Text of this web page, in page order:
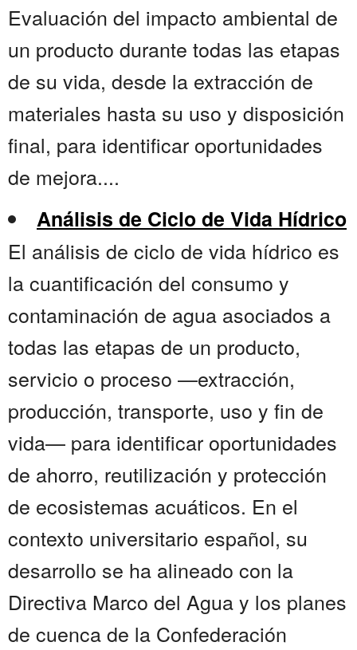
Evaluación del impacto ambiental de
un producto durante todas las etapas
de su vida, desde la extracción de
materiales hasta su uso y disposición
final, para identificar oportunidades
de mejora....
Análisis de Ciclo de Vida Hídrico
El análisis de ciclo de vida hídrico es
la cuantificación del consumo y
contaminación de agua asociados a
todas las etapas de un producto,
servicio o proceso —extracción,
producción, transporte, uso y fin de
vida— para identificar oportunidades
de ahorro, reutilización y protección
de ecosistemas acuáticos. En el
contexto universitario español, su
desarrollo se ha alineado con la
Directiva Marco del Agua y los planes
de cuenca de la Confederación